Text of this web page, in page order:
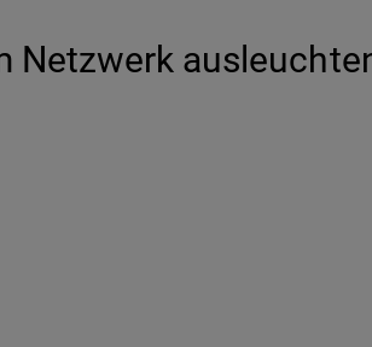
Netzwerk